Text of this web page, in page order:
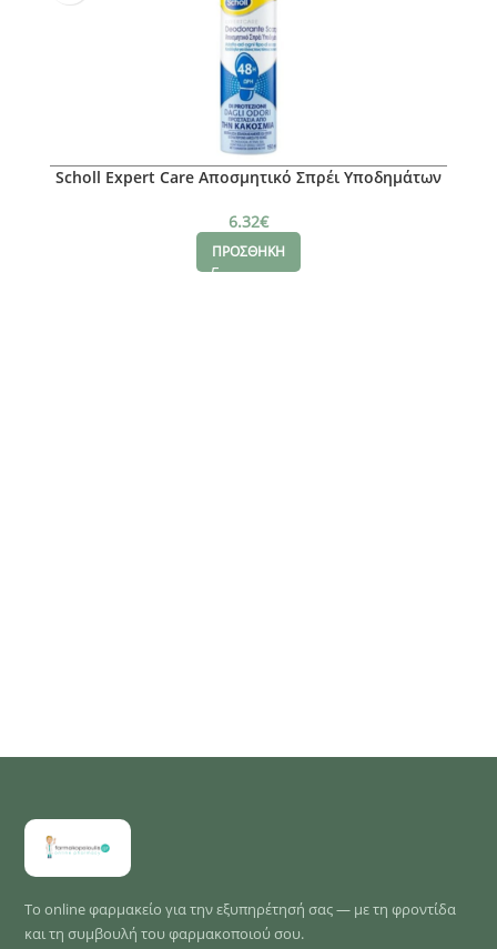
Scholl Expert Care Αποσμητικό Σπρέι Υποδημάτων
6.32€
ΠΡΟΣΘΗΚΗ
Το online φαρμακείο για την εξυπηρέτησή σας — με τη φροντίδα
και τη συμβουλή του φαρμακοποιού σου.